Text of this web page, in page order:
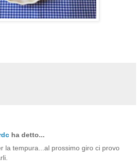
ha detto...
la tempura...al prossimo giro ci provo